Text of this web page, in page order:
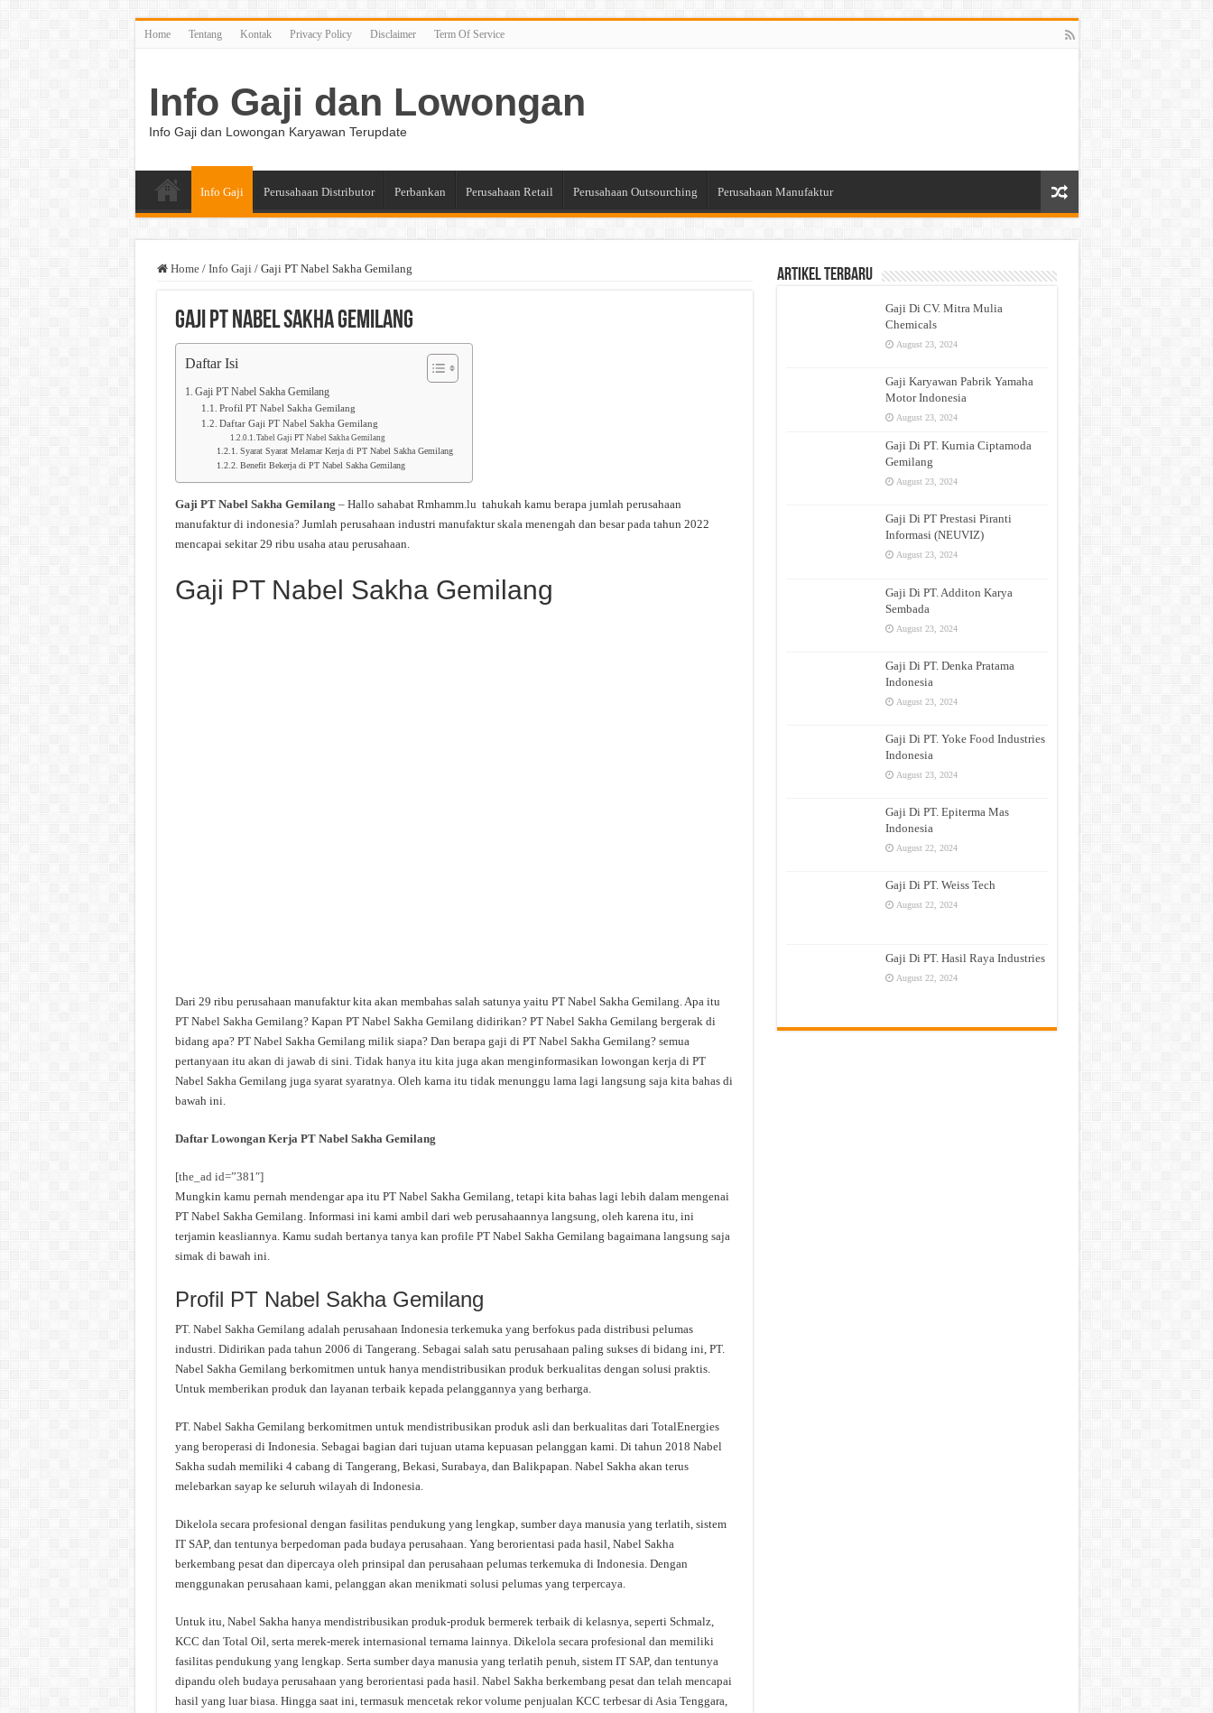
Home Tentang Kontak Privacy Policy Disclaimer Term Of Service
Info Gaji dan Lowongan
Info Gaji dan Lowongan Karyawan Terupdate
Info Gaji Perusahaan Distributor Perbankan Perusahaan Retail Perusahaan Outsourching Perusahaan Manufaktur
Home / Info Gaji / Gaji PT Nabel Sakha Gemilang
Gaji PT Nabel Sakha Gemilang
Daftar Isi
Gaji PT Nabel Sakha Gemilang
Profil PT Nabel Sakha Gemilang
Daftar Gaji PT Nabel Sakha Gemilang
Tabel Gaji PT Nabel Sakha Gemilang
Syarat Syarat Melamar Kerja di PT Nabel Sakha Gemilang
Benefit Bekerja di PT Nabel Sakha Gemilang
Gaji PT Nabel Sakha Gemilang – Hallo sahabat Rmhamm.lu tahukah kamu berapa jumlah perusahaan
manufaktur di indonesia? Jumlah perusahaan industri manufaktur skala menengah dan besar pada tahun 2022
mencapai sekitar 29 ribu usaha atau perusahaan.
Gaji PT Nabel Sakha Gemilang
Dari 29 ribu perusahaan manufaktur kita akan membahas salah satunya yaitu PT Nabel Sakha Gemilang. Apa itu
PT Nabel Sakha Gemilang? Kapan PT Nabel Sakha Gemilang didirikan? PT Nabel Sakha Gemilang bergerak di
bidang apa? PT Nabel Sakha Gemilang milik siapa? Dan berapa gaji di PT Nabel Sakha Gemilang? semua
pertanyaan itu akan di jawab di sini. Tidak hanya itu kita juga akan menginformasikan lowongan kerja di PT
Nabel Sakha Gemilang juga syarat syaratnya. Oleh karna itu tidak menunggu lama lagi langsung saja kita bahas di
bawah ini.
Daftar Lowongan Kerja PT Nabel Sakha Gemilang
[the_ad id=”381″]
Mungkin kamu pernah mendengar apa itu PT Nabel Sakha Gemilang, tetapi kita bahas lagi lebih dalam mengenai
PT Nabel Sakha Gemilang. Informasi ini kami ambil dari web perusahaannya langsung, oleh karena itu, ini
terjamin keasliannya. Kamu sudah bertanya tanya kan profile PT Nabel Sakha Gemilang bagaimana langsung saja
simak di bawah ini.
Profil PT Nabel Sakha Gemilang
PT. Nabel Sakha Gemilang adalah perusahaan Indonesia terkemuka yang berfokus pada distribusi pelumas
industri. Didirikan pada tahun 2006 di Tangerang. Sebagai salah satu perusahaan paling sukses di bidang ini, PT.
Nabel Sakha Gemilang berkomitmen untuk hanya mendistribusikan produk berkualitas dengan solusi praktis.
Untuk memberikan produk dan layanan terbaik kepada pelanggannya yang berharga.
PT. Nabel Sakha Gemilang berkomitmen untuk mendistribusikan produk asli dan berkualitas dari TotalEnergies
yang beroperasi di Indonesia. Sebagai bagian dari tujuan utama kepuasan pelanggan kami. Di tahun 2018 Nabel
Sakha sudah memiliki 4 cabang di Tangerang, Bekasi, Surabaya, dan Balikpapan. Nabel Sakha akan terus
melebarkan sayap ke seluruh wilayah di Indonesia.
Dikelola secara profesional dengan fasilitas pendukung yang lengkap, sumber daya manusia yang terlatih, sistem
IT SAP, dan tentunya berpedoman pada budaya perusahaan. Yang berorientasi pada hasil, Nabel Sakha
berkembang pesat dan dipercaya oleh prinsipal dan perusahaan pelumas terkemuka di Indonesia. Dengan
menggunakan perusahaan kami, pelanggan akan menikmati solusi pelumas yang terpercaya.
Untuk itu, Nabel Sakha hanya mendistribusikan produk-produk bermerek terbaik di kelasnya, seperti Schmalz,
KCC dan Total Oil, serta merek-merek internasional ternama lainnya. Dikelola secara profesional dan memiliki
fasilitas pendukung yang lengkap. Serta sumber daya manusia yang terlatih penuh, sistem IT SAP, dan tentunya
dipandu oleh budaya perusahaan yang berorientasi pada hasil. Nabel Sakha berkembang pesat dan telah mencapai
hasil yang luar biasa. Hingga saat ini, termasuk mencetak rekor volume penjualan KCC terbesar di Asia Tenggara,
Artikel Terbaru
Gaji Di CV. Mitra Mulia
Chemicals
August 23, 2024
Gaji Karyawan Pabrik Yamaha
Motor Indonesia
August 23, 2024
Gaji Di PT. Kurnia Ciptamoda
Gemilang
August 23, 2024
Gaji Di PT Prestasi Piranti
Informasi (NEUVIZ)
August 23, 2024
Gaji Di PT. Additon Karya
Sembada
August 23, 2024
Gaji Di PT. Denka Pratama
Indonesia
August 23, 2024
Gaji Di PT. Yoke Food Industries
Indonesia
August 23, 2024
Gaji Di PT. Epiterma Mas
Indonesia
August 22, 2024
Gaji Di PT. Weiss Tech
August 22, 2024
Gaji Di PT. Hasil Raya Industries
August 22, 2024